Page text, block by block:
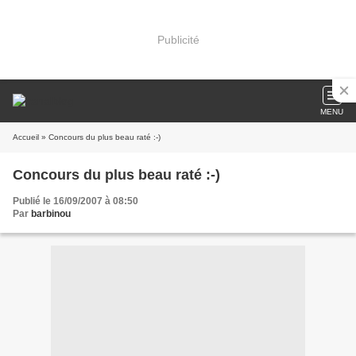
Publicité
MENU
Accueil » Concours du plus beau raté :-)
Concours du plus beau raté :-)
Publié le 16/09/2007 à 08:50
Par barbinou